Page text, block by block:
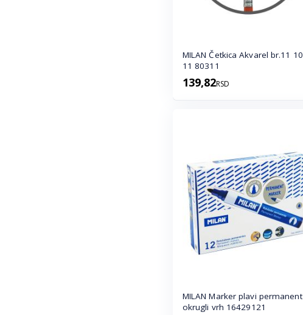
MILAN Četkica Akvarel br.11 101
11 80311
139,82RSD
MILAN Marker plavi permanent
okrugli vrh 16429121